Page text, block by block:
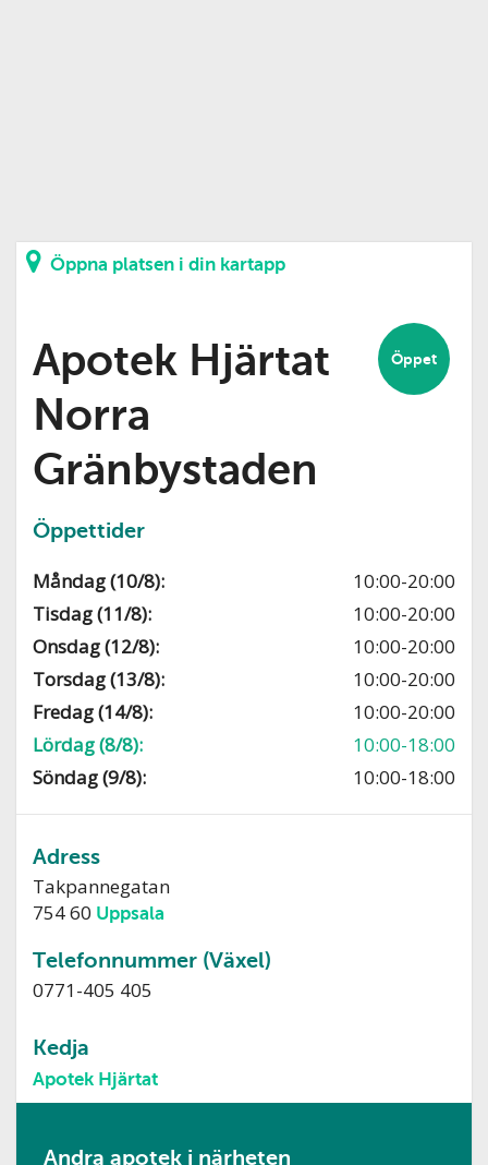
Öppna platsen i din kartapp
Öppet
Apotek Hjärtat
Norra
Gränbystaden
Öppettider
Måndag (10/8):
10:00-20:00
Tisdag (11/8):
10:00-20:00
Onsdag (12/8):
10:00-20:00
Torsdag (13/8):
10:00-20:00
Fredag (14/8):
10:00-20:00
Lördag (8/8):
10:00-18:00
Söndag (9/8):
10:00-18:00
Adress
Takpannegatan
754 60 Uppsala
Telefonnummer (Växel)
0771-405 405
Kedja
Apotek Hjärtat
Andra apotek i närheten